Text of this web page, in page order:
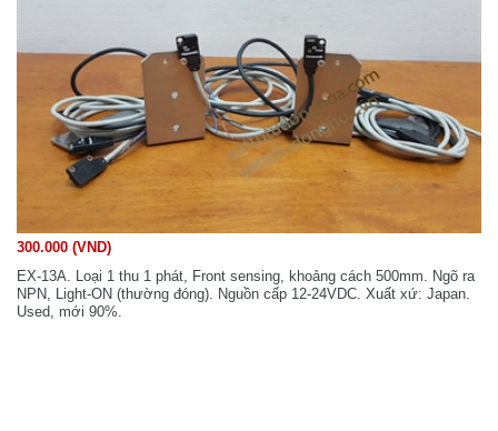
300.000 (VND)
EX-13A. Loại 1 thu 1 phát, Front sensing, khoảng cách 500mm. Ngõ ra
NPN, Light-ON (thường đóng). Nguồn cấp 12-24VDC. Xuất xứ: Japan.
Used, mới 90%.